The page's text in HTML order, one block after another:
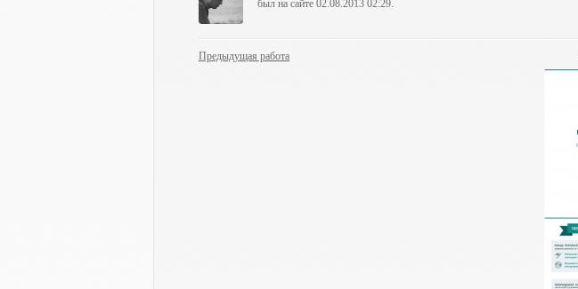
был на сайте 02.08.2013 02:29.
Предыдущая работа